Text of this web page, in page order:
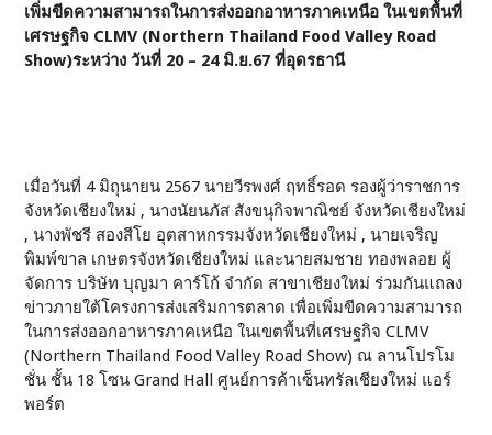
เพิ่มขีดความสามารถในการส่งออกอาหารภาคเหนือ ในเขตพื้นที่
เศรษฐกิจ CLMV (Northern Thailand Food Valley Road
Show)ระหว่าง วันที่ 20 – 24 มิ.ย.67 ที่อุดรธานี
เมื่อวันที่ 4 มิถุนายน 2567 นายวีรพงศ์ ฤทธิ์รอด รองผู้ว่าราชการ
จังหวัดเชียงใหม่ , นางนัยนภัส สังขนุกิจพาณิชย์ จังหวัดเชียงใหม่
, นางพัชรี สองสีโย อุตสาหกรรมจังหวัดเชียงใหม่ , นายเจริญ
พิมพ์ขาล เกษตรจังหวัดเชียงใหม่ และนายสมชาย ทองพลอย ผู้
จัดการ บริษัท บุญมา คาร์โก้ จํากัด สาขาเชียงใหม่ ร่วมกันแถลง
ข่าวภายใต้โครงการส่งเสริมการตลาด เพื่อเพิ่มขีดความสามารถ
ในการส่งออกอาหารภาคเหนือ ในเขตพื้นที่เศรษฐกิจ CLMV
(Northern Thailand Food Valley Road Show) ณ ลานโปรโม
ชั่น ชั้น 18 โซน Grand Hall ศูนย์การค้าเซ็นทรัลเชียงใหม่ แอร์
พอร์ต